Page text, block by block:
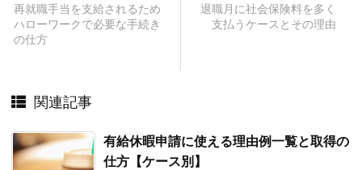
退職月に社会保険料を多く
支払うケースとその理由
再就職手当を支給されるため
ハローワークで必要な手続き
の仕方
関連記事
有給休暇申請に使える理由例一覧と取得の
仕方【ケース別】